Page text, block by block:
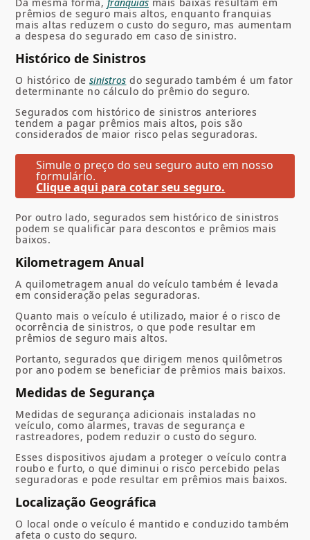
prêmios de seguro mais altos, enquanto franquias
mais altas reduzem o custo do seguro, mas aumentam
a despesa do segurado em caso de sinistro.
Histórico de Sinistros
O histórico desinistros do segurado também é um fator
determinante no cálculo do prêmio do seguro.
Segurados com histórico de sinistros anteriores
tendem a pagar prêmios mais altos, pois são
considerados de maior risco pelas seguradoras.
Simule o preço do seu seguro auto em nosso
formulário.
Clique aqui para cotar seu seguro.
Por outro lado, segurados sem histórico de sinistros
podem se qualificar para descontos e prêmios mais
baixos.
Kilometragem Anual
A quilometragem anual do veículo também é levada
em consideração pelas seguradoras.
Quanto mais o veículo é utilizado, maior é o risco de
ocorrência de sinistros, o que pode resultar em
prêmios de seguro mais altos.
Portanto, segurados que dirigem menos quilômetros
por ano podem se beneficiar de prêmios mais baixos.
Medidas de Segurança
Medidas de segurança adicionais instaladas no
veículo, como alarmes, travas de segurança e
rastreadores, podem reduzir o custo do seguro.
Esses dispositivos ajudam a proteger o veículo contra
roubo e furto, o que diminui o risco percebido pelas
seguradoras e pode resultar em prêmios mais baixos.
Localização Geográfica
O local onde o veículo é mantido e conduzido também
afeta o custo do seguro.